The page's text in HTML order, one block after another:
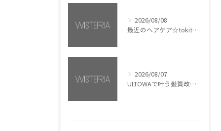
2026/08/08
最近のヘアケア☆tokita【銀座・美容室WISTERIA】
2026/08/07
ULTOWAで叶う髪質改善美髪カラー【銀座・美容室WISTERIA】